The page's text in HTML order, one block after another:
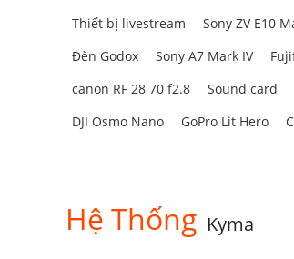
Thiết bị livestream
Sony ZV E10
Đèn Godox
Sony A7 Mark IV
canon RF 28 70 f2.8
Sound card
DJI Osmo Nano
GoPro Lit Hero
Hệ Thống Kyma